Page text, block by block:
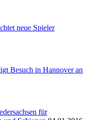
neue Spieler
Besuch in Hannover an
für